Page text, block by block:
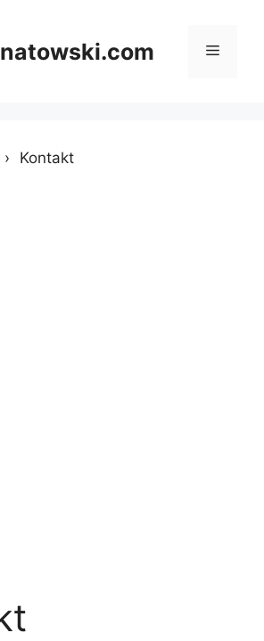
Menu
Kontakt